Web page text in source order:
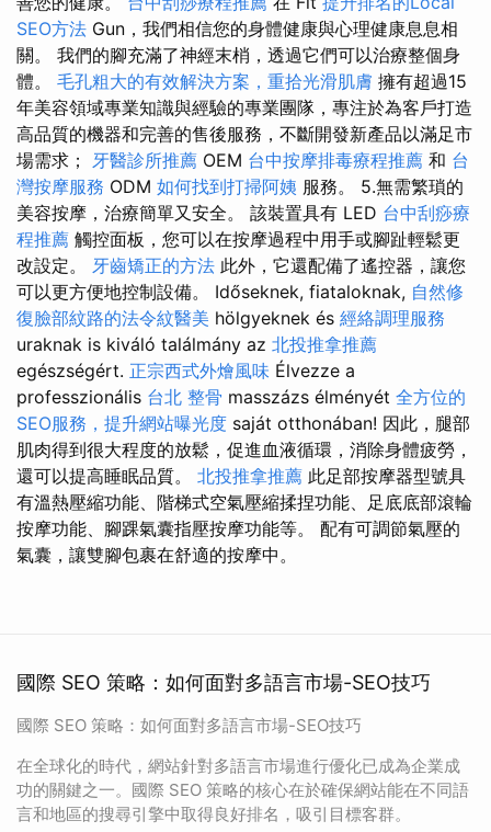
SEO方法 Gun，我們相信您的身體健康與心理健康息息相
關。 我們的腳充滿了神經末梢，透過它們可以治療整個身
體。 毛孔粗大的有效解決方案，重拾光滑肌膚 擁有超過15
年美容領域專業知識與經驗的專業團隊，專注於為客戶打造
高品質的機器和完善的售後服務，不斷開發新產品以滿足市
場需求； 牙醫診所推薦 OEM 台中按摩排毒療程推薦 和 台
灣按摩服務 ODM 如何找到打掃阿姨 服務。 5.無需繁瑣的
美容按摩，治療簡單又安全。 該裝置具有 LED 台中刮痧療
程推薦 觸控面板，您可以在按摩過程中用手或腳趾輕鬆更
改設定。 牙齒矯正的方法 此外，它還配備了遙控器，讓您
可以更方便地控制設備。 Időseknek, fiataloknak, 自然修
復臉部紋路的法令紋醫美 hölgyeknek és 經絡調理服務
uraknak is kiváló találmány az 北投推拿推薦
egészségért. 正宗西式外燴風味 Élvezze a
professzionális 台北 整骨 masszázs élményét 全方位的
SEO服務，提升網站曝光度 saját otthonában! 因此，腿部
肌肉得到很大程度的放鬆，促進血液循環，消除身體疲勞，
還可以提高睡眠品質。 北投推拿推薦 此足部按摩器型號具
有溫熱壓縮功能、階梯式空氣壓縮揉捏功能、足底底部滾輪
按摩功能、腳踝氣囊指壓按摩功能等。 配有可調節氣壓的
氣囊，讓雙腳包裹在舒適的按摩中。
國際 SEO 策略：如何面對多語言市場-SEO技巧
國際 SEO 策略：如何面對多語言市場-SEO技巧
在全球化的時代，網站針對多語言市場進行優化已成為企業成
功的關鍵之一。國際 SEO 策略的核心在於確保網站能在不同語
言和地區的搜尋引擎中取得良好排名，吸引目標客群。